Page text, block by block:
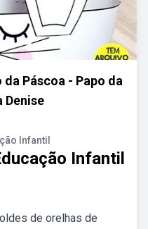
Páscoa - Papo da
Denise
Infantil
Infantil
de orelhas de